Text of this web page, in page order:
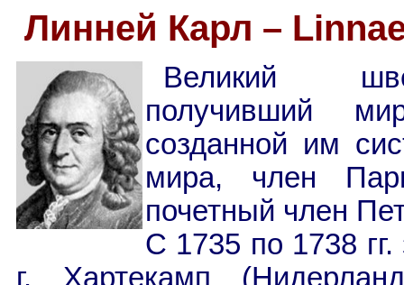
Линней Карл –
Великий
получивший
созданной им
мира, член
почетный член
С 1735 по 1738
г. Хартекамп